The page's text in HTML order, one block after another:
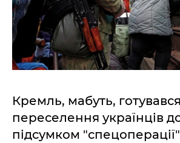
Кремль, мабуть,
переселення українців
підсумком